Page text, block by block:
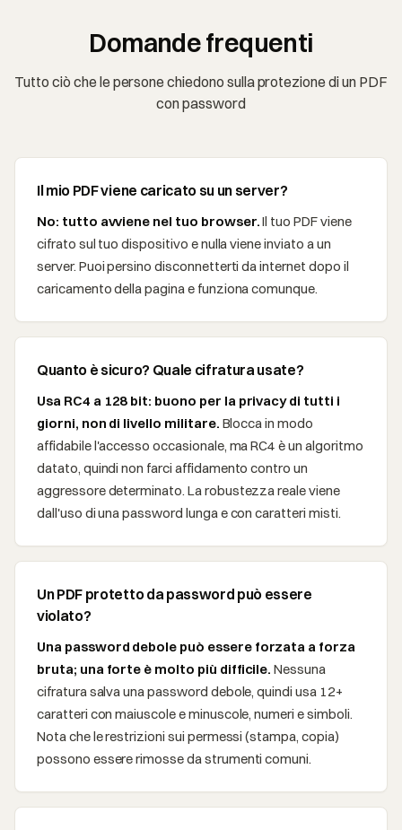
Domande frequenti
Tutto ciò che le persone chiedono sulla protezione di un PDF
con password
Il mio PDF viene caricato su un server?
No: tutto avviene nel tuo browser.Il tuo PDF viene
cifrato sul tuo dispositivo e nulla viene inviato a un
server. Puoi persino disconnetterti da internet dopo il
caricamento della pagina e funziona comunque.
Quanto è sicuro? Quale cifratura usate?
Usa RC4 a 128 bit: buono per la privacy di tutti i
giorni, non di livello militare. Blocca in modo
affidabile l'accesso occasionale, ma RC4 è un algoritmo
datato, quindi non farci affidamento contro un
aggressore determinato. La robustezza reale viene
dall'uso di una password lunga e con caratteri misti.
Un PDF protetto da password può essere
violato?
Una password debole può essere forzata a forza
bruta; una forte è molto più difficile. Nessuna
cifratura salva una password debole, quindi usa 12+
caratteri con maiuscole e minuscole, numeri e simboli.
Nota che le restrizioni sui permessi (stampa, copia)
possono essere rimosse da strumenti comuni.